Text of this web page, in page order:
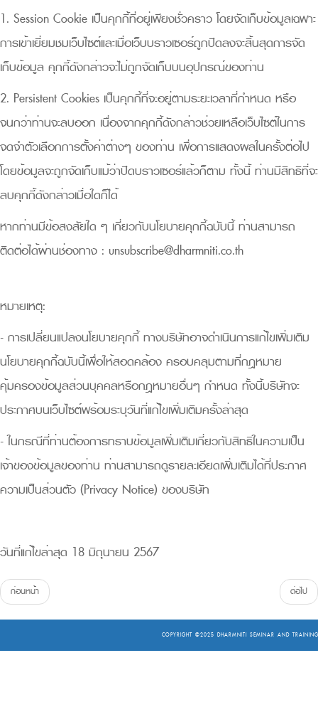
1. Session Cookie เป็นคุกกี้ที่อยู่เพียงชั่วคราว โดยจัดเก็บข้อมูลเฉพาะ
การเข้าเยี่ยมชมเว็บไซต์และเมื่อเว็บบราวเซอร์ถูกปิดลงจะสิ้นสุดการจัด
เก็บข้อมูล คุกกี้ดังกล่าวจะไม่ถูกจัดเก็บบนอุปกรณ์ของท่าน
2. Persistent Cookies เป็นคุกกี้ที่จะอยู่ตามระยะเวลาที่กำหนด หรือ
จนกว่าท่านจะลบออก เนื่องจากคุกกี้ดังกล่าวช่วยเหลือเว็บไซต์ในการ
จดจำตัวเลือกการตั้งค่าต่างๆ ของท่าน เพื่อการแสดงผลในครั้งต่อไป
โดยข้อมูลจะถูกจัดเก็บแม้ว่าปิดบราวเซอร์แล้วก็ตาม ทั้งนี้ ท่านมีสิทธิที่จะ
ลบคุกกี้ดังกล่าวเมื่อใดก็ได้
หากท่านมีข้อสงสัยใด ๆ เกี่ยวกับนโยบายคุกกี้ฉบับนี้ ท่านสามารถ
ติดต่อได้ผ่านช่องทาง : unsubscribe@dharmniti.co.th
หมายเหตุ:
- การเปลี่ยนแปลงนโยบายคุกกี้ ทางบริษัทอาจดำเนินการแก้ไขเพิ่มเติม
นโยบายคุกกี้ฉบับนี้เพื่อให้สอดคล้อง ครอบคลุมตามที่กฎหมาย
คุ้มครองข้อมูลส่วนบุคคลหรือกฎหมายอื่นๆ กำหนด ทั้งนี้บริษัทจะ
ประกาศบนเว็บไซต์พร้อมระบุวันที่แก้ไขเพิ่มเติมครั้งล่าสุด
- ในกรณีที่ท่านต้องการทราบข้อมูลเพิ่มเติมเกี่ยวกับสิทธิในความเป็น
เจ้าของข้อมูลของท่าน ท่านสามารถดูรายละเอียดเพิ่มเติมได้ที่ประกาศ
ความเป็นส่วนตัว (Privacy Notice) ของบริษัท
วันที่แก้ไขล่าสุด 18 มิถุนายน 2567
ก่อนหน้า ต่อไป
COPYRIGHT ©2025 DHARMNITI SEMINAR AND